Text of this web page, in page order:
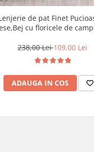
de pat Finet
cu floricele de
238,00 Lei109,00 Lei
ADAUGA IN COS